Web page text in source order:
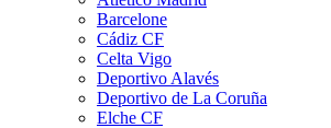
Barcelone
Cádiz CF
Celta Vigo
Deportivo Alavés
Deportivo de La Coruña
Elche CF